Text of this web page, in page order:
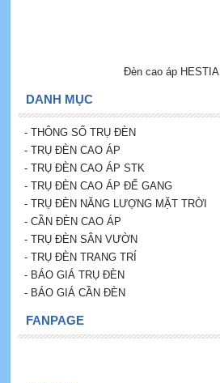
Đèn cao áp HESTIA
DANH MỤC
- THÔNG SỐ TRỤ ĐÈN
- TRỤ ĐÈN CAO ÁP
- TRỤ ĐÈN CAO ÁP STK
- TRỤ ĐÈN CAO ÁP ĐẾ GANG
- TRỤ ĐÈN NĂNG LƯỢNG MẶT TRỜI
-CẦN ĐÈN CAO ÁP
- TRỤ ĐÈN SÂN VƯỜN
- TRỤ ĐÈN TRANG TRÍ
- BÁO GIÁ TRỤ ĐÈN
- BÁO GIÁ CẦN ĐÈN
FANPAGE